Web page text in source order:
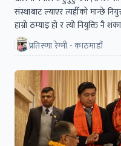
संस्थाबाट ल्याएर त्यहीँको मान्छे
हाम्रो ठम्याइ हो र त्यो नियुक्ति नै
प्रतिस्णा रेग्मी - काठमाडौं